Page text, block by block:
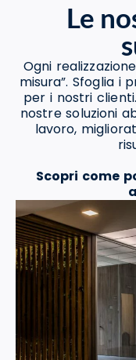
Le
Ogni
misura”. Sfoglia i
per i nostri
nostre soluzioni
lavoro,
Scopri come